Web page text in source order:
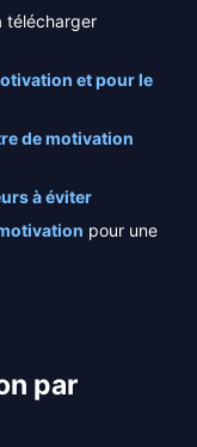
télécharger
et pour le
de motivation
à éviter
pour une
par